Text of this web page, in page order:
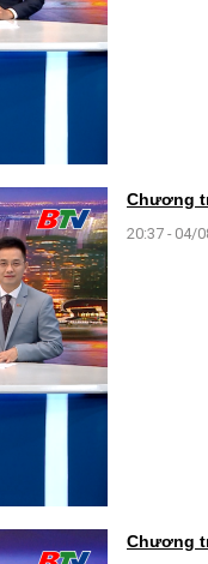
Chương
20:37 - 04/
Chương